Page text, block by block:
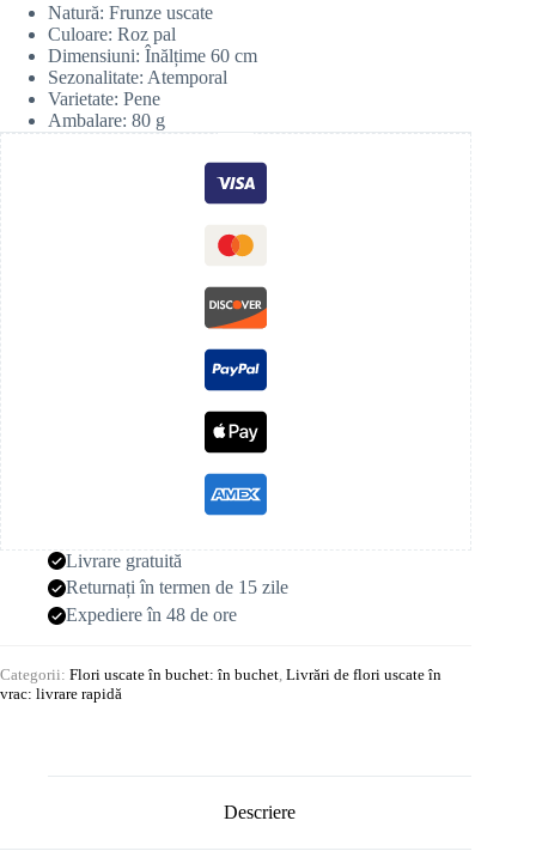
Natură: Frunze uscate
Culoare: Roz pal
Dimensiuni: Înălțime 60 cm
Sezonalitate: Atemporal
Varietate: Pene
Ambalare: 80 g
Livrare gratuită
Returnați în termen de 15 zile
Expediere în 48 de ore
Categorii: Flori uscate în buchet: în buchet, Livrări de flori uscate în
vrac: livrare rapidă
Descriere